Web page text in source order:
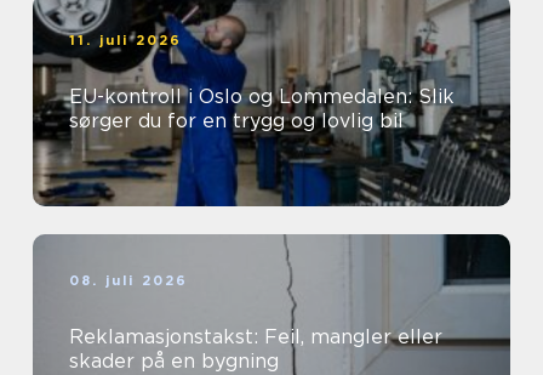
11. juli 2026
EU-kontroll i Oslo og Lommedalen: Slik
sørger du for en trygg og lovlig bil
08. juli 2026
Reklamasjonstakst: Feil, mangler eller
skader på en bygning